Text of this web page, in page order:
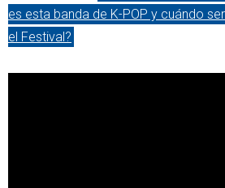
es esta banda de K-POP y cuándo
el Festival?